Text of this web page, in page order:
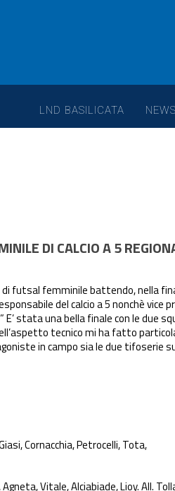
LND BASILICATA NEWS
DI CALCIO A 5
di futsal femminile battendo, nella
del calcio a 5 nonchè vice
stata una bella finale con le due
tecnico mi ha fatto
in campo sia le due tifoserie
Cornacchia, Petrocelli, Tota,
Agneta, Vitale, Alciabiade, Lioy. All.